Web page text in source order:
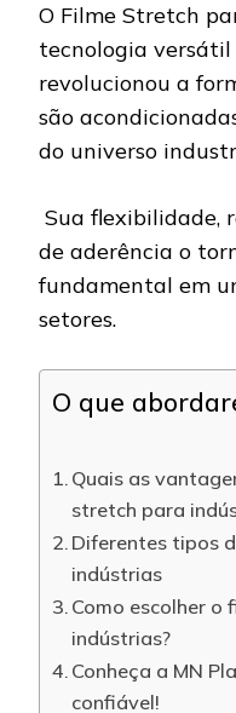
O Filme Stretch
tecnologia
revolucionou a
são
do universo
Sua flexibilidade,
de aderência o
fundamental em
setores.
O que
Quais as
stretch para
Diferentes tipos
indústrias
Como escolher o
indústrias?
Conheça a MN
confiável!